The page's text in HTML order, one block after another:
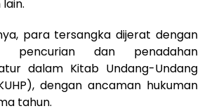
para tersangka dijerat dengan
pencurian dan penadahan
dalam Kitab Undang-Undang
dengan ancaman hukuman
tahun.